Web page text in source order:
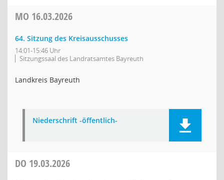
MO 16.03.2026
64. Sitzung des Kreisausschusses
14:01-15:46 Uhr
Sitzungssaal des Landratsamtes Bayreuth
Landkreis Bayreuth
Niederschrift -öffentlich-
DO 19.03.2026